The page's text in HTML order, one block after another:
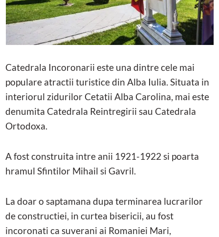
Catedrala Incoronarii este una dintre cele mai
populare atractii turistice din Alba Iulia. Situata in
interiorul zidurilor Cetatii Alba Carolina, mai este
denumita Catedrala Reintregirii sau Catedrala
Ortodoxa.
A fost construita intre anii 1921-1922 si poarta
hramul Sfintilor Mihail si Gavril.
La doar o saptamana dupa terminarea lucrarilor
de constructiei, in curtea bisericii, au fost
incoronati ca suverani ai Romaniei Mari,